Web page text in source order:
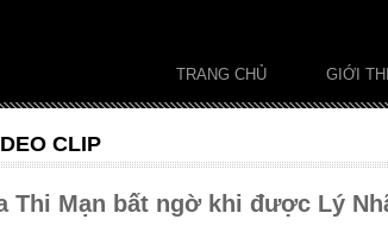
TRANG CHỦ GIỚI
CLIP
Thi Mạn bất ngờ khi được Lý